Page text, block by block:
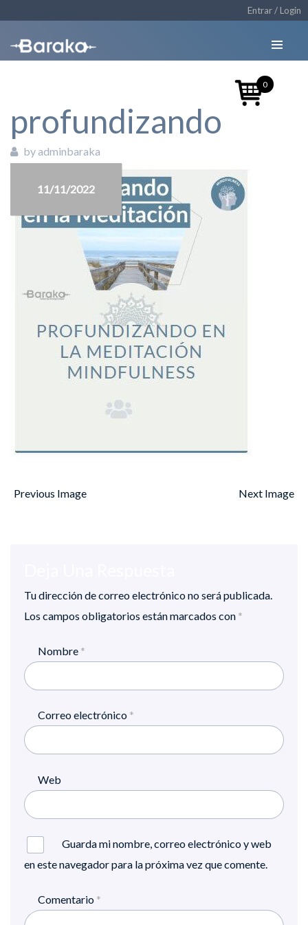
Entrar / Login
profundizando
by adminbaraka
11/11/2022
Previous Image Next Image
Tu dirección de correo electrónico no será publicada.
Los campos obligatorios están marcados con *
Nombre *
Correo electrónico *
Web
Guarda mi nombre, correo electrónico y web
en este navegador para la próxima vez que comente.
Comentario *
0